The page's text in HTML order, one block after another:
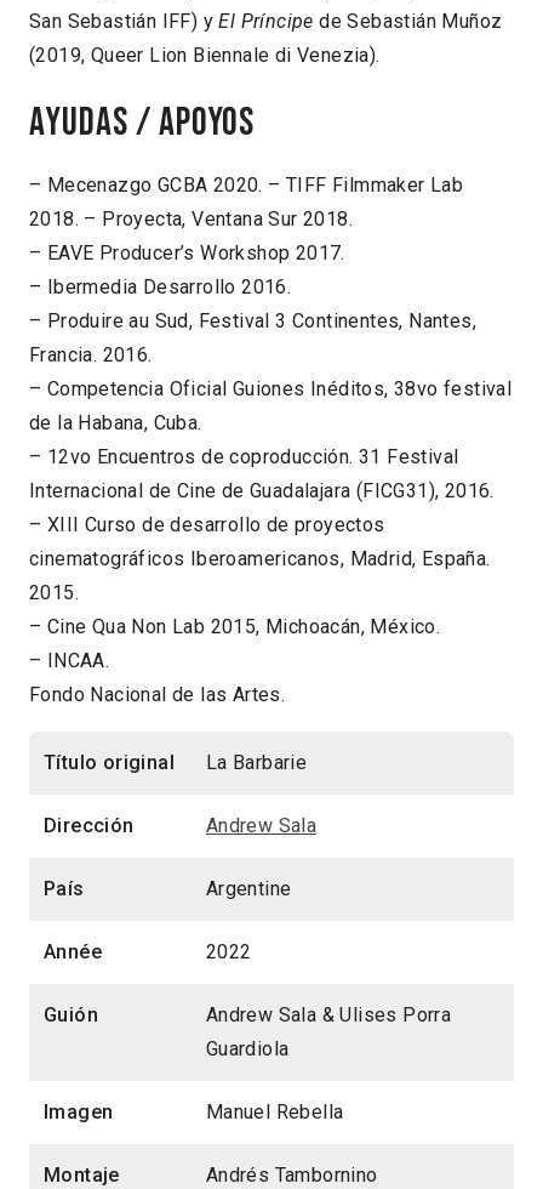
San Sebastián IFF) yEl Príncipe de Sebastián Muñoz
(2019, Queer Lion Biennale di Venezia).
Ayudas / Apoyos
– Mecenazgo GCBA 2020. – TIFF Filmmaker Lab
2018. – Proyecta, Ventana Sur 2018.
– EAVE Producer’s Workshop 2017.
– Ibermedia Desarrollo 2016.
– Produire au Sud, Festival 3 Continentes, Nantes,
Francia. 2016.
– Competencia Oficial Guiones Inéditos, 38vo festival
de la Habana, Cuba.
– 12vo Encuentros de coproducción. 31 Festival
Internacional de Cine de Guadalajara (FICG31), 2016.
– XIII Curso de desarrollo de proyectos
cinematográficos Iberoamericanos, Madrid, España.
2015.
– Cine Qua Non Lab 2015, Michoacán, México.
– INCAA.
Fondo Nacional de las Artes.
Título original La Barbarie
Dirección Andrew Sala
País Argentine
Année 2022
Guión
Andrew Sala & Ulises Porra
Guardiola
Imagen Manuel Rebella
Montaje Andrés Tambornino